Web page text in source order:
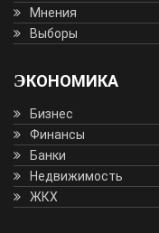
Мнения
Выборы
ЭКОНОМИКА
Бизнес
Финансы
Банки
Недвижимость
ЖКХ